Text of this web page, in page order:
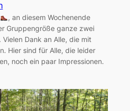
, an diesem Wochenende
Gruppengröße ganze zwei
Dank an Alle, die mit
Hier sind für Alle, die leider
noch ein paar Impressionen.